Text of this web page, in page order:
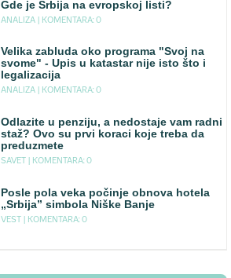
Gde je Srbija na evropskoj listi?
ANALIZA | KOMENTARA: 0
Velika zabluda oko programa "Svoj na
svome" - Upis u katastar nije isto što i
legalizacija
ANALIZA | KOMENTARA: 0
Odlazite u penziju, a nedostaje vam radni
staž? Ovo su prvi koraci koje treba da
preduzmete
SAVET | KOMENTARA: 0
Posle pola veka počinje obnova hotela
„Srbija” simbola Niške Banje
VEST | KOMENTARA: 0